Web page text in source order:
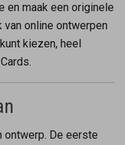
en maak een originele
van online ontwerpen
kiezen, heel
ontwerp. De eerste